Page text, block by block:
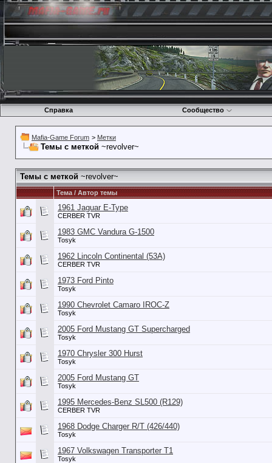
Справка Сообщество
Mafia-Game Forum > Метки
Темы с меткой ~revolver~
Темы с меткой ~revolver~
Тема / Автор темы
1961 Jaguar E-Type
CERBER TVR
1983 GMC Vandura G-1500
Tosyk
1962 Lincoln Continental (53А)
CERBER TVR
1973 Ford Pinto
Tosyk
1990 Chevrolet Camaro IROC-Z
Tosyk
2005 Ford Mustang GT Supercharged
Tosyk
1970 Chrysler 300 Hurst
Tosyk
2005 Ford Mustang GT
Tosyk
1995 Mercedes-Benz SL500 (R129)
CERBER TVR
1968 Dodge Charger R/T (426/440)
Tosyk
1967 Volkswagen Transporter T1
Tosyk